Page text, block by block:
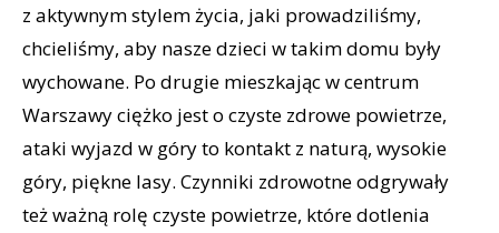
z aktywnym stylem życia, jaki prowadziliśmy,
chcieliśmy, aby nasze dzieci w takim domu były
wychowane. Po drugie mieszkając w centrum
Warszawy ciężko jest o czyste zdrowe powietrze,
ataki wyjazd w góry to kontakt z naturą, wysokie
góry, piękne lasy. Czynniki zdrowotne odgrywały
też ważną rolę czyste powietrze, które dotlenia